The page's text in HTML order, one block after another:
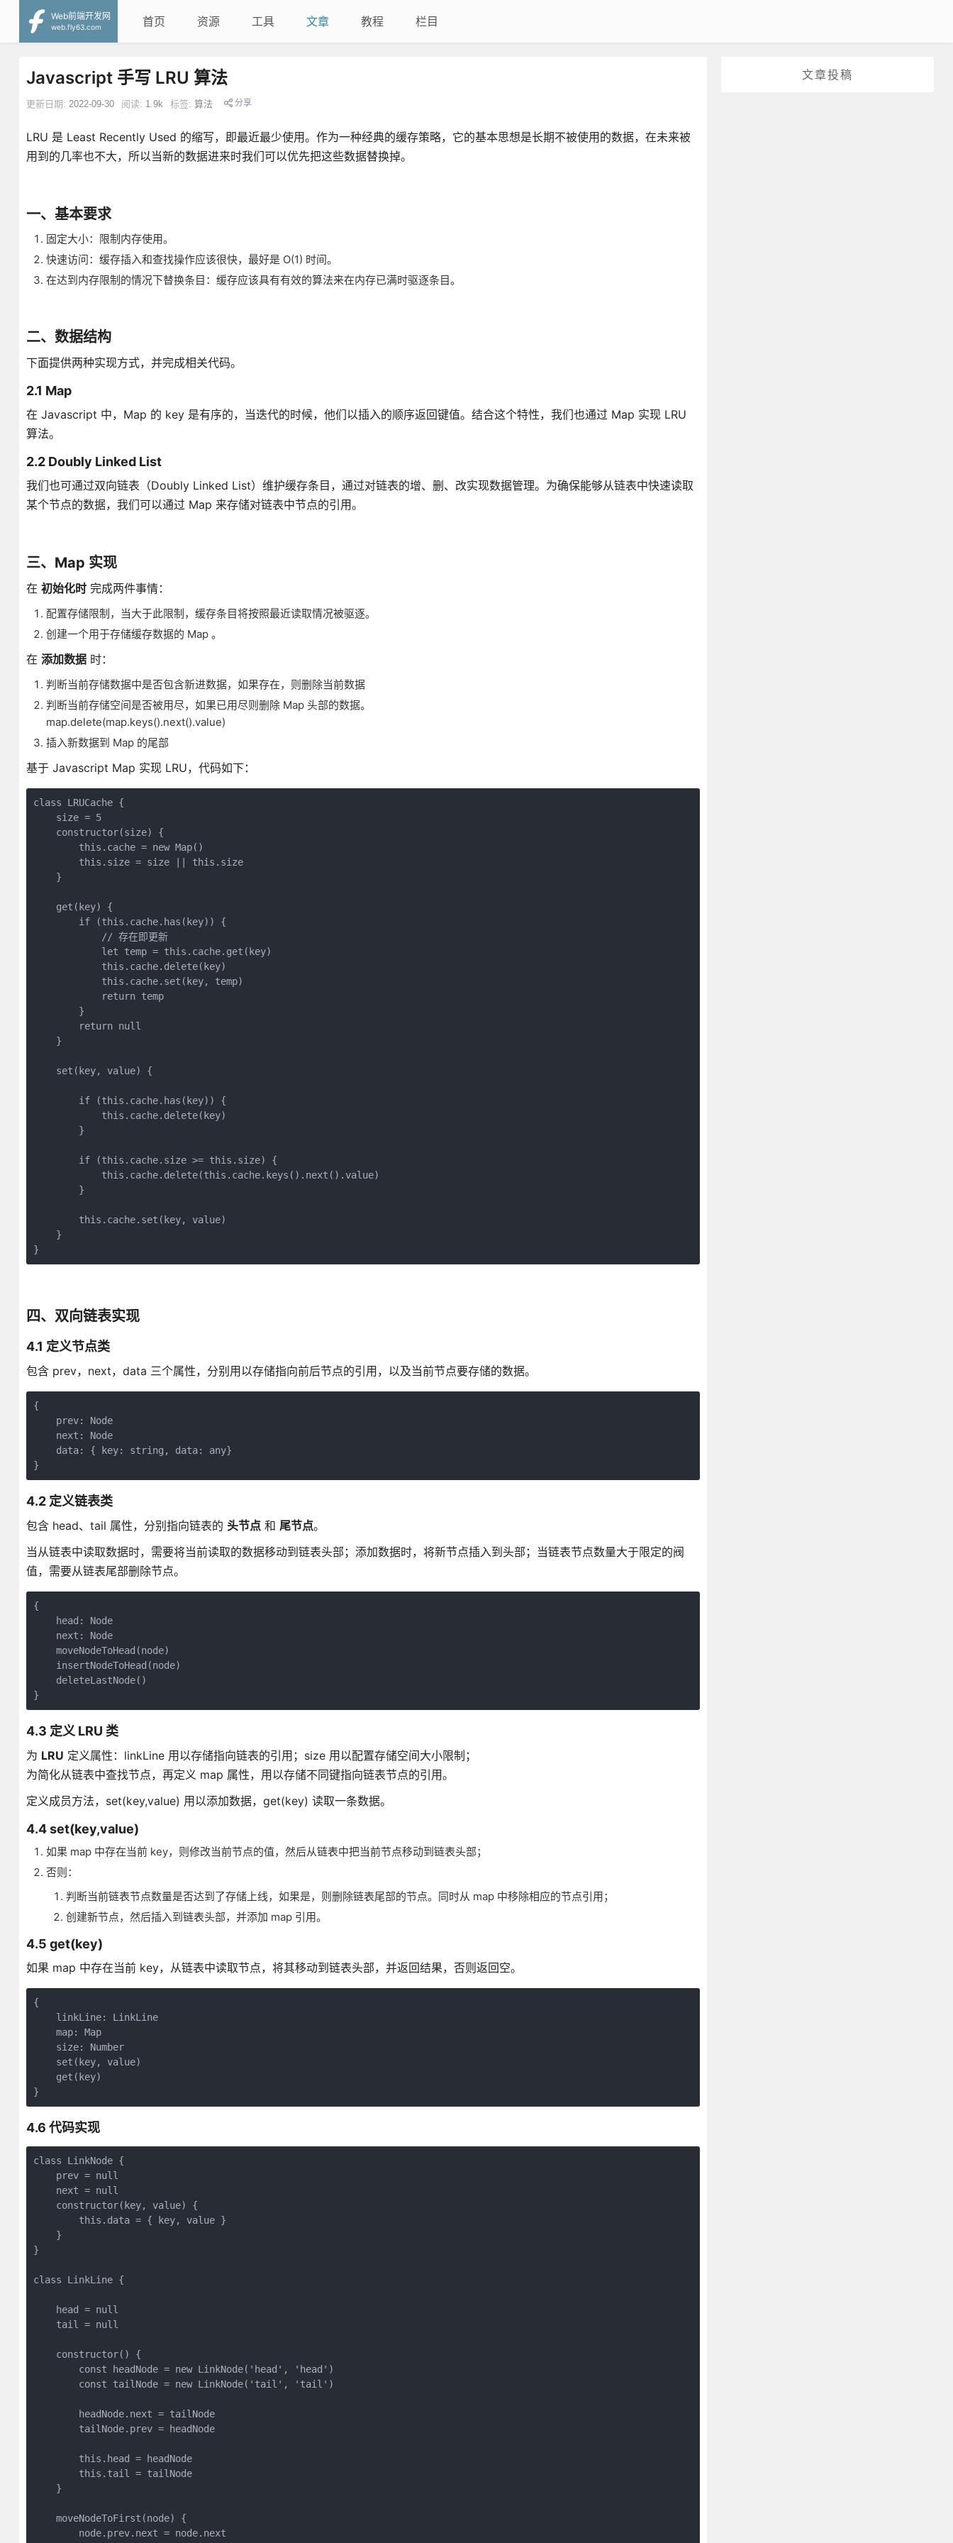
Web前端开发网
web.fly63.com
首页 资源 工具 文章 教程 栏目
文章投稿
Javascript 手写 LRU 算法
更新日期: 2022-09-30 阅读: 1.9k 标签: 算法 分享
LRU 是 Least Recently Used 的缩写，即最近最少使用。作为一种经典的缓存策略，它的基本思想是长期不被使用的数据，在未来被
用到的几率也不大，所以当新的数据进来时我们可以优先把这些数据替换掉。
一、基本要求
固定大小：限制内存使用。
快速访问：缓存插入和查找操作应该很快，最好是 O(1) 时间。
在达到内存限制的情况下替换条目：缓存应该具有有效的算法来在内存已满时驱逐条目。
二、数据结构
下面提供两种实现方式，并完成相关代码。
2.1 Map
在 Javascript 中，Map 的 key 是有序的，当迭代的时候，他们以插入的顺序返回键值。结合这个特性，我们也通过 Map 实现 LRU
算法。
2.2 Doubly Linked List
我们也可通过双向链表（Doubly Linked List）维护缓存条目，通过对链表的增、删、改实现数据管理。为确保能够从链表中快速读取
某个节点的数据，我们可以通过 Map 来存储对链表中节点的引用。
三、Map 实现
在 初始化时完成两件事情：
配置存储限制，当大于此限制，缓存条目将按照最近读取情况被驱逐。
创建一个用于存储缓存数据的 Map 。
在 添加数据时：
判断当前存储数据中是否包含新进数据，如果存在，则删除当前数据
判断当前存储空间是否被用尽，如果已用尽则删除 Map 头部的数据。
map.delete(map.keys().next().value)
插入新数据到 Map 的尾部
基于 Javascript Map 实现 LRU，代码如下：
class LRUCache {
    size = 5
    constructor(size) {
        this.cache = new Map()
        this.size = size || this.size
    }
    get(key) {
        if (this.cache.has(key)) {
            // 存在即更新
            let temp = this.cache.get(key)
            this.cache.delete(key)
            this.cache.set(key, temp)
            return temp
        }
        return null
    }
    set(key, value) {
        if (this.cache.has(key)) {
            this.cache.delete(key)
        }
        if (this.cache.size >= this.size) {
            this.cache.delete(this.cache.keys().next().value)
        }
        this.cache.set(key, value)
    }
}
四、双向链表实现
4.1 定义节点类
包含 prev，next，data 三个属性，分别用以存储指向前后节点的引用，以及当前节点要存储的数据。
{
    prev: Node
    next: Node
    data: { key: string, data: any}
4.2 定义链表类
包含 head、tail 属性，分别指向链表的 头节点和 尾节点。
当从链表中读取数据时，需要将当前读取的数据移动到链表头部；添加数据时，将新节点插入到头部；当链表节点数量大于限定的阀
值，需要从链表尾部删除节点。
{
    head: Node
    next: Node
    moveNodeToHead(node)
    insertNodeToHead(node)
    deleteLastNode()
4.3 定义 LRU 类
为 LRU 定义属性：linkLine 用以存储指向链表的引用；size 用以配置存储空间大小限制；
为简化从链表中查找节点，再定义 map 属性，用以存储不同键指向链表节点的引用。
定义成员方法，set(key,value) 用以添加数据，get(key) 读取一条数据。
4.4 set(key,value)
如果 map 中存在当前 key，则修改当前节点的值，然后从链表中把当前节点移动到链表头部；
否则：
判断当前链表节点数量是否达到了存储上线，如果是，则删除链表尾部的节点。同时从 map 中移除相应的节点引用；
创建新节点，然后插入到链表头部，并添加 map 引用。
4.5 get(key)
如果 map 中存在当前 key，从链表中读取节点，将其移动到链表头部，并返回结果，否则返回空。
{
    linkLine: LinkLine
    map: Map
    size: Number
    set(key, value)
    get(key)
4.6 代码实现
class LinkNode {
    prev = null
    next = null
    constructor(key, value) {
        this.data = { key, value }
    }
}
class LinkLine {
    head = null
    tail = null
    constructor() {
        const headNode = new LinkNode('head', 'head')
        const tailNode = new LinkNode('tail', 'tail')
        headNode.next = tailNode
        tailNode.prev = headNode
        this.head = headNode
        this.tail = tailNode
    }
    moveNodeToFirst(node) {
        node.prev.next = node.next